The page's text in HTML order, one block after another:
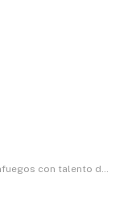
con talento de sobra en el sistema de MLB